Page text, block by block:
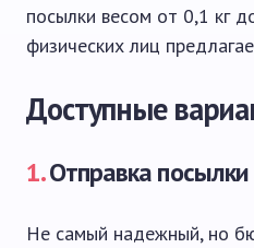
посылки весом от 0,1 кг
физических лиц
Доступные
1.Отправка посылки
Не самый надежный, но